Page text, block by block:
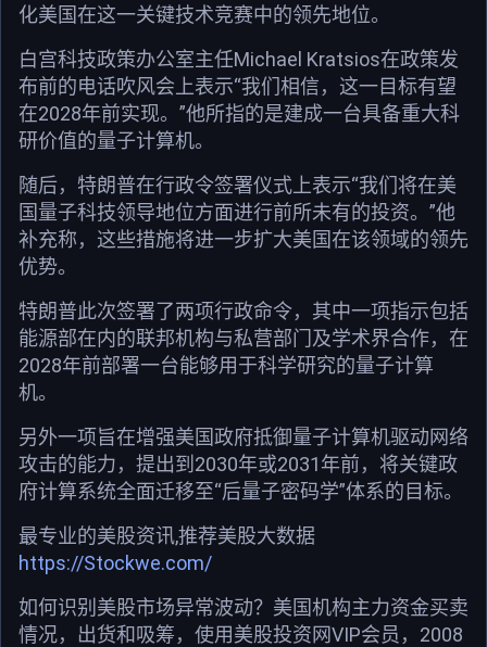
化美国在这一关键技术竞赛中的领先地位。
白宫科技政策办公室主任Michael Kratsios在政策发
布前的电话吹风会上表示“我们相信，这一目标有望
在2028年前实现。”他所指的是建成一台具备重大科
研价值的量子计算机。
随后，特朗普在行政令签署仪式上表示“我们将在美
国量子科技领导地位方面进行前所未有的投资。”他
补充称，这些措施将进一步扩大美国在该领域的领先
优势。
特朗普此次签署了两项行政命令，其中一项指示包括
能源部在内的联邦机构与私营部门及学术界合作，在
2028年前部署一台能够用于科学研究的量子计算
机。
另外一项旨在增强美国政府抵御量子计算机驱动网络
攻击的能力，提出到2030年或2031年前，将关键政
府计算系统全面迁移至“后量子密码学”体系的目标。
最专业的美股资讯,推荐美股大数据
https://Stockwe.com/
如何识别美股市场异常波动？美国机构主力资金买卖
情况，出货和吸筹，使用美股投资网VIP会员，2008